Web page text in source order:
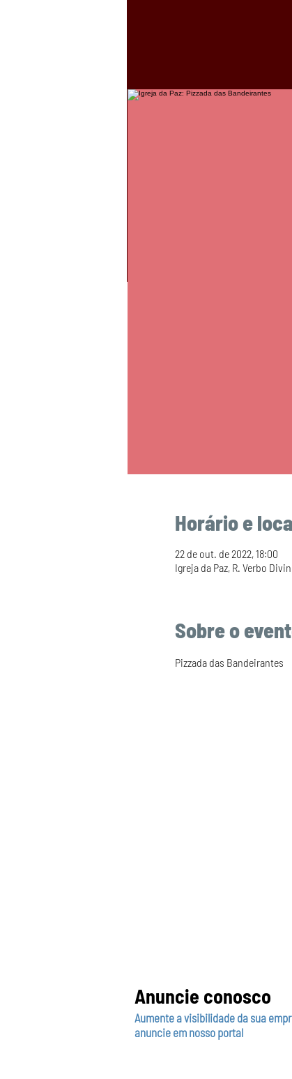
Horário e
22 de out. de 2022, 18:00
Igreja da Paz, R. Verbo
Sobre o
Pizzada das Bandeirantes
Anuncie conosco
Aumente a visibilidade da sua
anuncie em nosso portal